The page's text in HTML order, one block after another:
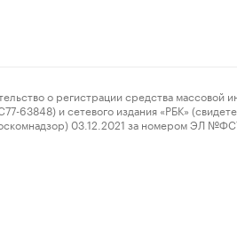
о регистрации средства массовой
и сетевого издания «РБК»
03.12.2021 за номером ЭЛ